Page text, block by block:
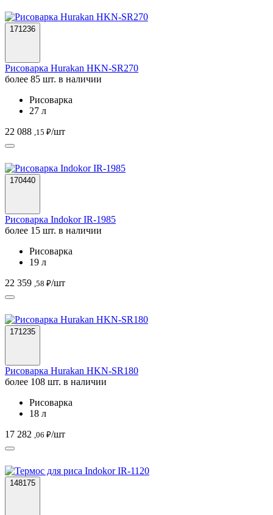
171236
Рисоварка Hurakan HKN-SR270
более 85 шт. в наличии
Рисоварка
27 л
22 088 ,15 ₽/шт
170440
Рисоварка Indokor IR-1985
более 15 шт. в наличии
Рисоварка
19 л
22 359 ,58 ₽/шт
171235
Рисоварка Hurakan HKN-SR180
более 108 шт. в наличии
Рисоварка
18 л
17 282 ,06 ₽/шт
148175